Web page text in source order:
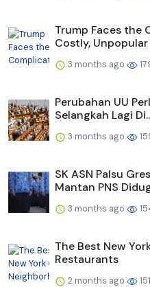
Trump Faces the
Costly, Unpopular
3 months ago
Perubahan UU
Selangkah Lagi
3 months ago
SK ASN Palsu
Mantan PNS
3 months ago
The Best New
Restaurants
2 months ago 151